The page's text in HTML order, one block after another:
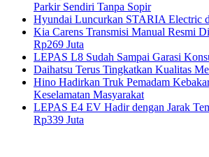
Parkir Sendiri Tanpa Sopir
Hyundai Luncurkan STARIA Electric
Kia Carens Transmisi Manual Resmi
Rp269 Juta
LEPAS L8 Sudah Sampai Garasi
Daihatsu Terus Tingkatkan Kualitas
Hino Hadirkan Truk Pemadam
Keselamatan Masyarakat
LEPAS E4 EV Hadir dengan Jarak
Rp339 Juta